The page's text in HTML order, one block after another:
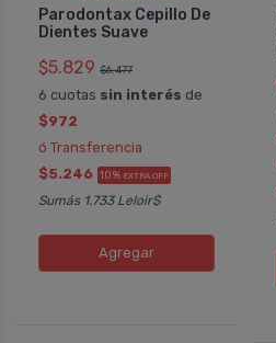
Parodontax Cepillo De
Dientes Suave
$5.829 $6.477
6 cuotas sin interés de
$972
ó Transferencia
$5.246 10% EXTRA OFF
Sumás 1.733 Leloir$
Agregar